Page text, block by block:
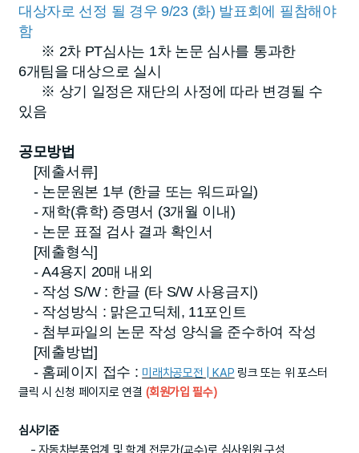
대상자로 선정 될 경우 9/23 (화) 발표회에 필참해야
함
※ 2차 PT심사는 1차 논문 심사를 통과한
6개팀을 대상으로 실시
※ 상기 일정은 재단의 사정에 따라 변경될 수
있음
공모방법
[제출서류]
- 논문원본 1부 (한글 또는 워드파일)
- 재학(휴학) 증명서 (3개월 이내)
- 논문 표절 검사 결과 확인서
[제출형식]
- A4용지 20매 내외
- 작성 S/W : 한글 (타 S/W 사용금지)
- 작성방식 : 맑은고딕체, 11포인트
- 첨부파일의 논문 작성 양식을 준수하여 작성
[제출방법]
- 홈페이지 접수 : 미래차공모전 | KAP 링크 또는 위 포스터
클릭 시 신청 페이지로 연결 (회원가입 필수)
심사기준
- 자동차부품업계 및 학계 전문가(교수)로 심사위원 구성